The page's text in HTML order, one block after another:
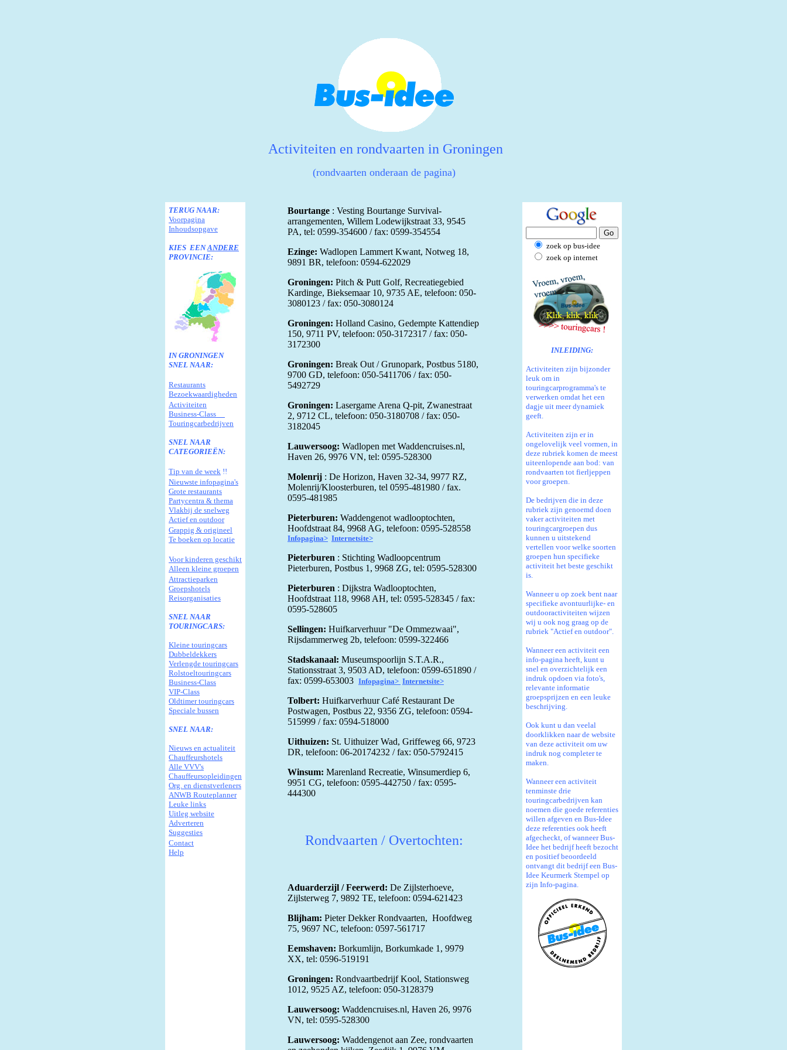
Activiteiten en rondvaarten in Groningen
(rondvaarten onderaan de pagina)
TERUG NAAR:
Voorpagina
Inhoudsopgave
KIES EENANDERE
PROVINCIE:
IN GRONINGEN
SNEL NAAR:
Restaurants
Bezoekwaardigheden
Activiteiten
Business-Class
Touringcarbedrijven
SNEL NAAR
CATEGORIEËN:
Tip van de week !!
Nieuwste infopagina's
Grote restaurants
Partycentra & thema
Vlakbij de snelweg
Actief en outdoor
Grappig & origineel
Te boeken op locatie
Voor kinderen geschikt
Alleen kleine groepen
Attractieparken
Groepshotels
Reisorganisaties
SNEL NAAR
TOURINGCARS:
Kleine touringcars
Dubbeldekkers
Verlengde touringcars
Rolstoeltouringcars
Business-Class
VIP-Class
Oldtimer touringcars
Speciale bussen
SNEL NAAR:
Nieuws en actualiteit
Chauffeurshotels
Alle VVV's
Chauffeursopleidingen
Org. en dienstverleners
ANWB Routeplanner
Leuke links
Uitleg website
Adverteren
Suggesties
Contact
Help
Bourtange : Vesting Bourtange Survival-
arrangementen, Willem Lodewijkstraat 33, 9545
PA, tel: 0599-354600 / fax: 0599-354554
Ezinge: Wadlopen Lammert Kwant, Notweg 18,
9891 BR, telefoon: 0594-622029
Groningen: Pitch & Putt Golf, Recreatiegebied
Kardinge, Bieksemaar 10, 9735 AE, telefoon: 050-
3080123 / fax: 050-3080124
Groningen: Holland Casino, Gedempte Kattendiep
150, 9711 PV, telefoon: 050-3172317 / fax: 050-
3172300
Groningen: Break Out / Grunopark, Postbus 5180,
9700 GD, telefoon: 050-5411706 / fax: 050-
5492729
Groningen: Lasergame Arena Q-pit, Zwanestraat
2, 9712 CL, telefoon: 050-3180708 / fax: 050-
3182045
Lauwersoog: Wadlopen met Waddencruises.nl,
Haven 26, 9976 VN, tel: 0595-528300
Molenrij : De Horizon, Haven 32-34, 9977 RZ,
Molenrij/Kloosterburen, tel 0595-481980 / fax.
0595-481985
Pieterburen: Waddengenot wadlooptochten,
Hoofdstraat 84, 9968 AG, telefoon: 0595-528558
Infopagina> Internetsite>
Pieterburen : Stichting Wadloopcentrum
Pieterburen, Postbus 1, 9968 ZG, tel: 0595-528300
Pieterburen : Dijkstra Wadlooptochten,
Hoofdstraat 118, 9968 AH, tel: 0595-528345 / fax:
0595-528605
Sellingen: Huifkarverhuur "De Ommezwaai",
Rijsdammerweg 2b, telefoon: 0599-322466
Stadskanaal: Museumspoorlijn S.T.A.R.,
Stationsstraat 3, 9503 AD, telefoon: 0599-651890 /
fax: 0599-653003 Infopagina> Internetsite>
Tolbert: Huifkarverhuur Café Restaurant De
Postwagen, Postbus 22, 9356 ZG, telefoon: 0594-
515999 / fax: 0594-518000
Uithuizen: St. Uithuizer Wad, Griffeweg 66, 9723
DR, telefoon: 06-20174232 / fax: 050-5792415
Winsum: Marenland Recreatie, Winsumerdiep 6,
9951 CG, telefoon: 0595-442750 / fax: 0595-
444300
Rondvaarten / Overtochten:
Aduarderzijl / Feerwerd: De Zijlsterhoeve,
Zijlsterweg 7, 9892 TE, telefoon: 0594-621423
Blijham: Pieter Dekker Rondvaarten, Hoofdweg
75, 9697 NC, telefoon: 0597-561717
Eemshaven: Borkumlijn, Borkumkade 1, 9979
XX, tel: 0596-519191
Groningen: Rondvaartbedrijf Kool, Stationsweg
1012, 9525 AZ, telefoon: 050-3128379
Lauwersoog: Waddencruises.nl, Haven 26, 9976
VN, tel: 0595-528300
Lauwersoog: Waddengenot aan Zee, rondvaarten
zoek op bus-idee
zoek op internet
INLEIDING:
Activiteiten zijn bijzonder
leuk om in
touringcarprogramma's te
verwerken omdat het een
dagje uit meer dynamiek
geeft.
Activiteiten zijn er in
ongelovelijk veel vormen, in
deze rubriek komen de meest
uiteenlopende aan bod: van
rondvaarten tot fierljeppen
voor groepen.
De bedrijven die in deze
rubriek zijn genoemd doen
vaker activiteiten met
touringcargroepen dus
kunnen u uitstekend
vertellen voor welke soorten
groepen hun specifieke
activiteit het beste geschikt
is.
Wanneer u op zoek bent naar
specifieke avontuurlijke- en
outdooractiviteiten wijzen
wij u ook nog graag op de
rubriek "Actief en outdoor".
Wanneer een activiteit een
info-pagina heeft, kunt u
snel en overzichtelijk een
indruk opdoen via foto's,
relevante informatie
groepsprijzen en een leuke
beschrijving.
Ook kunt u dan veelal
doorklikken naar de website
van deze activiteit om uw
indruk nog completer te
maken.
Wanneer een activiteit
tenminste drie
touringcarbedrijven kan
noemen die goede referenties
willen afgeven en Bus-Idee
deze referenties ook heeft
afgecheckt, of wanneer Bus-
Idee het bedrijf heeft bezocht
en positief beoordeeld
ontvangt dit bedrijf een Bus-
Idee Keurmerk Stempel op
zijn Info-pagina.